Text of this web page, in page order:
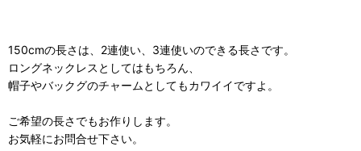
150cmの長さは、2連使い、3連使いのできる長さです。
ロングネックレスとしてはもちろん、
帽子やバックグのチャームとしてもカワイイですよ。
ご希望の長さでもお作りします。
お気軽にお問合せ下さい。